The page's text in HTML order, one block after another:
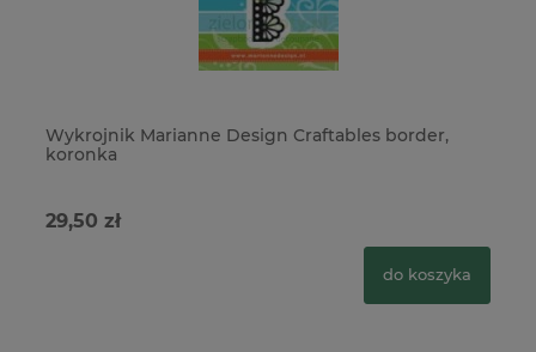
Wykrojnik Marianne Design Craftables border,
koronka
29,50 zł
do koszyka